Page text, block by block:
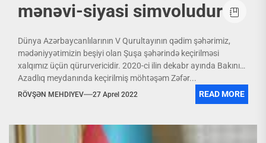
mənəvi-siyasi simvoludur
Dünya Azərbaycanlılarının V Qurultayının qədim şəhərimiz,
mədəniyyətimizin beşiyi olan Şuşa şəhərində keçirilməsi
xalqımız üçün qürurvericidir. 2020-ci ilin dekabr ayında Bakının
Azadlıq meydanında keçirilmiş möhtəşəm Zəfər...
RÖVŞƏN MEHDIYEV 27 Aprel 2022 READ MORE